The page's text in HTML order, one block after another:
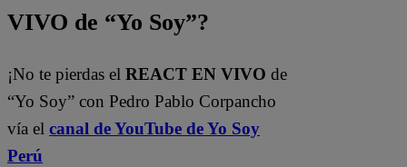
VIVO de “Yo Soy”?
¡No te pierdas el REACT EN VIVO de
“Yo Soy” con Pedro Pablo Corpancho
vía el canal de YouTube de Yo Soy
Perú